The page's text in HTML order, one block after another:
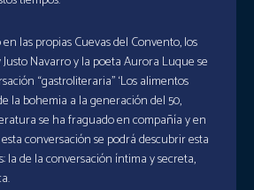
las propias Cuevas del Convento, los
Navarro y la poeta Aurora Luque se
“gastroliteraria” ‘Los alimentos
la bohemia a la generación del 50,
se ha fraguado en compañía y en
conversación se podrá descubrir esta
la de la conversación íntima y secreta,